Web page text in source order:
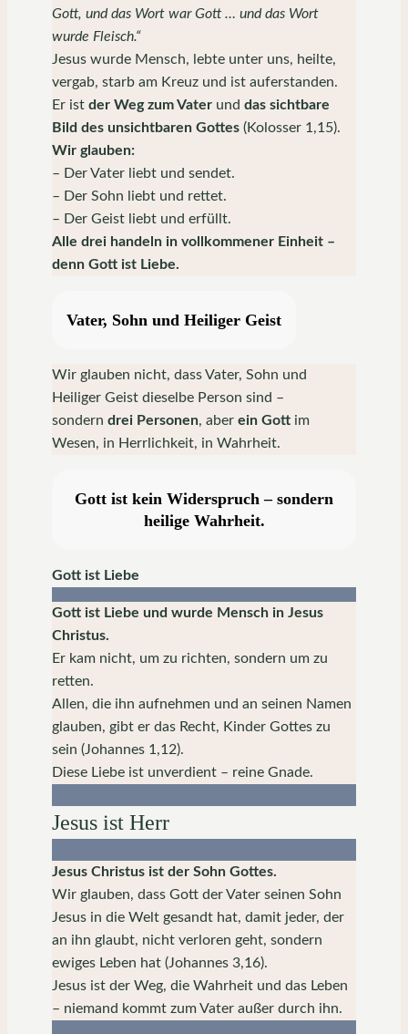
Gott, und das Wort war Gott … und das Wort
wurde Fleisch.“
Jesus wurde Mensch, lebte unter uns, heilte,
vergab, starb am Kreuz und ist auferstanden.
Er ist der Weg zum Vater und das sichtbare
Bild des unsichtbaren Gottes (Kolosser 1,15).
Wir glauben:
– Der Vater liebt und sendet.
– Der Sohn liebt und rettet.
– Der Geist liebt und erfüllt.
Alle drei handeln in vollkommener Einheit –
denn Gott ist Liebe.
Vater, Sohn und Heiliger Geist
Wir glauben nicht, dass Vater, Sohn und
Heiliger Geist dieselbe Person sind –
sondern drei Personen, aber ein Gott im
Wesen, in Herrlichkeit, in Wahrheit.
Gott ist kein Widerspruch – sondern
heilige Wahrheit.
Gott ist Liebe
Gott ist Liebe und wurde Mensch in Jesus
Christus.
Er kam nicht, um zu richten, sondern um zu
retten.
Allen, die ihn aufnehmen und an seinen Namen
glauben, gibt er das Recht, Kinder Gottes zu
sein (Johannes 1,12).
Diese Liebe ist unverdient – reine Gnade.
Jesus ist Herr
Jesus Christus ist der Sohn Gottes.
Wir glauben, dass Gott der Vater seinen Sohn
Jesus in die Welt gesandt hat, damit jeder, der
an ihn glaubt, nicht verloren geht, sondern
ewiges Leben hat (Johannes 3,16).
Jesus ist der Weg, die Wahrheit und das Leben
– niemand kommt zum Vater außer durch ihn.